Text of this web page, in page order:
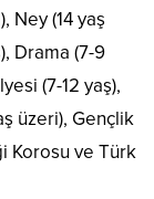
Ney (14 yaş
Drama (7-9
(7-12 yaş),
üzeri), Gençlik
Korosu ve Türk